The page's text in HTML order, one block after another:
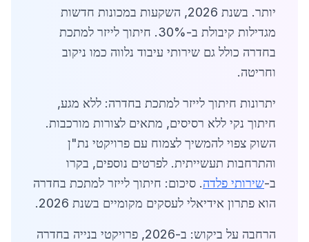
יותר. בשנת 2026, השקעות במכונות חדשות
מגדילות קיבולת ב-30%. חיתוך לייזר למתכת
בחדרה כולל גם שירותי עיבוד נלווה כמו ניקוב
וחריטה.
יתרונות חיתוך לייזר למתכת בחדרה: ללא מגע,
חיתוך נקי ללא רסיסים, מתאים לצורות מורכבות.
השוק צפוי להמשיך לצמוח עם פרויקטי נת"ן
והתרחבות תעשייתית. לפרטים נוספים, בקרו
ב-שירותי פלדה. סיכום: חיתוך לייזר למתכת בחדרה
הוא פתרון אידיאלי לעסקים מקומיים בשנת 2026.
הרחבה על ביקוש: ב-2026, פרויקטי בנייה בחדרה